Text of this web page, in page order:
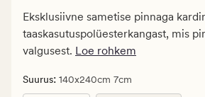
44,98
€
Eksklusiivne sametise pinnaga
taaskasutuspolüesterkangast, mis
valgusest. Loe rohkem
Suurus: 140x240cm 7cm